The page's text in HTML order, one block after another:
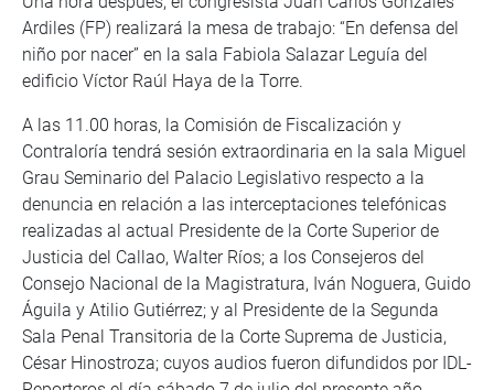
Ardiles (FP) realizará la mesa de trabajo: “En defensa del
niño por nacer” en la sala Fabiola Salazar Leguía del
edificio Víctor Raúl Haya de la Torre.
A las 11.00 horas, la Comisión de Fiscalización y
Contraloría tendrá sesión extraordinaria en la sala Miguel
Grau Seminario del Palacio Legislativo respecto a la
denuncia en relación a las interceptaciones telefónicas
realizadas al actual Presidente de la Corte Superior de
Justicia del Callao, Walter Ríos; a los Consejeros del
Consejo Nacional de la Magistratura, Iván Noguera, Guido
Águila y Atilio Gutiérrez; y al Presidente de la Segunda
Sala Penal Transitoria de la Corte Suprema de Justicia,
César Hinostroza; cuyos audios fueron difundidos por IDL-